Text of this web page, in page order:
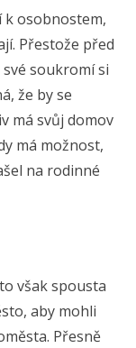
k osobnostem,
Přestože před
soukromí si
že by se
má svůj domov
má možnost,
na rodinné
však spousta
aby mohli
Přesně